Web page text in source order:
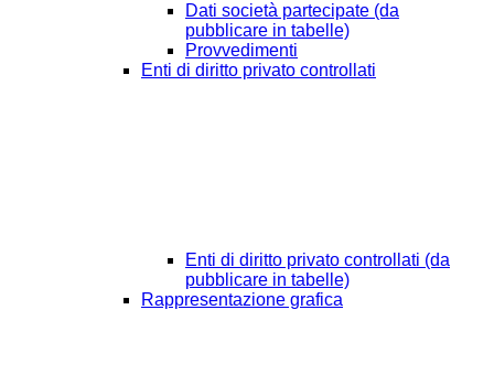
Dati società partecipate (da
pubblicare in tabelle)
Provvedimenti
Enti di diritto privato controllati
Enti di diritto privato controllati (da
pubblicare in tabelle)
Rappresentazione grafica